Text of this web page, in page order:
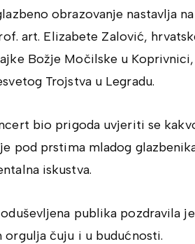
obrazovanje nastavlja
art. Elizabete Zalović,
Božje Močilske u
Trojstva u Legradu.
bio prigoda uvjeriti se
pod prstima mladog
iskustva.
publika pozdravila
orgulja čuju i u budućnosti.